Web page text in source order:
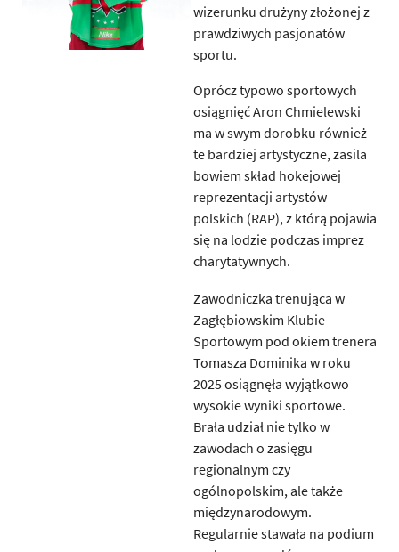
wizerunku drużyny złożonej z
prawdziwych pasjonatów
sportu.
Oprócz typowo sportowych
osiągnięć Aron Chmielewski
ma w swym dorobku również
te bardziej artystyczne, zasila
bowiem skład hokejowej
reprezentacji artystów
polskich (RAP), z którą pojawia
się na lodzie podczas imprez
charytatywnych.
Zawodniczka trenująca w
Zagłębiowskim Klubie
Sportowym pod okiem trenera
Tomasza Dominika w roku
2025 osiągnęła wyjątkowo
wysokie wyniki sportowe.
Brała udział nie tylko w
zawodach o zasięgu
regionalnym czy
ogólnopolskim, ale także
międzynarodowym.
Regularnie stawała na podium